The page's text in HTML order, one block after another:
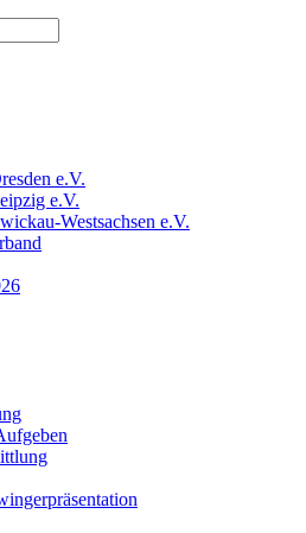
e.V.
e.V.
Westsachsen e.V.